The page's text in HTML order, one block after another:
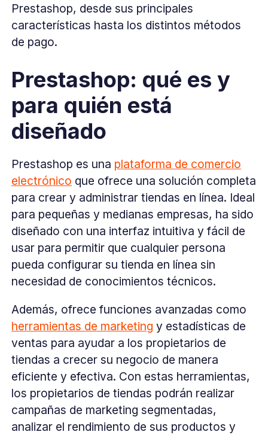
Prestashop, desde sus principales
características hasta los distintos métodos
de pago.
Prestashop: qué es y
para quién está
diseñado
Prestashop es una plataforma de comercio
electrónico que ofrece una solución completa
para crear y administrar tiendas en línea. Ideal
para pequeñas y medianas empresas, ha sido
diseñado con una interfaz intuitiva y fácil de
usar para permitir que cualquier persona
pueda configurar su tienda en línea sin
necesidad de conocimientos técnicos.
Además, ofrece funciones avanzadas como
herramientas de marketing y estadísticas de
ventas para ayudar a los propietarios de
tiendas a crecer su negocio de manera
eficiente y efectiva. Con estas herramientas,
los propietarios de tiendas podrán realizar
campañas de marketing segmentadas,
analizar el rendimiento de sus productos y